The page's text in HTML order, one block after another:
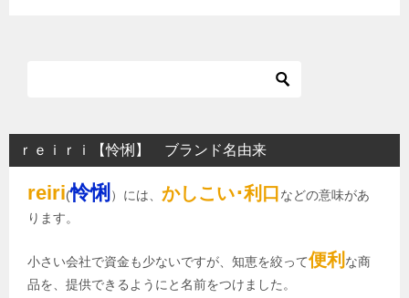
ｒｅｉｒｉ【怜悧】 ブランド名由来
reiri(怜悧 ）には、 かしこい･利口 などの意味があ
ります。
小さい会社で資金も少ないですが、知恵を絞って便利 な商
品を、提供できるようにと名前をつけました。